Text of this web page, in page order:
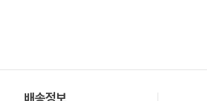
배송정보